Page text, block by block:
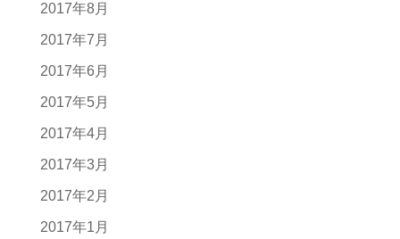
2017年8月
2017年7月
2017年6月
2017年5月
2017年4月
2017年3月
2017年2月
2017年1月